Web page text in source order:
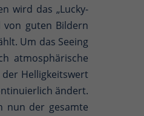
wird das „Lucky-
von guten Bildern
Um das Seeing
atmosphärische
Helligkeitswert
ändert.
nun der gesamte